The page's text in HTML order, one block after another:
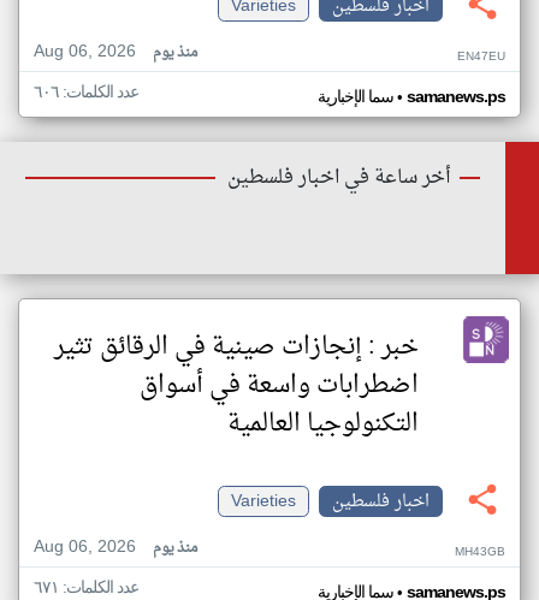
اخبار فلسطين
Varieties
Aug 06, 2026
منذ يوم EN47EU
سما الإخبارية• samanews.ps عدد الكلمات: ٦٠٦
أخر ساعة في اخبار فلسطين
خبر : إنجازات صينية في الرقائق تثير
اضطرابات واسعة في أسواق
التكنولوجيا العالمية
اخبار فلسطين
Varieties
Aug 06, 2026
منذ يوم MH43GB
سما الإخبارية• samanews.ps عدد الكلمات: ٦٧١